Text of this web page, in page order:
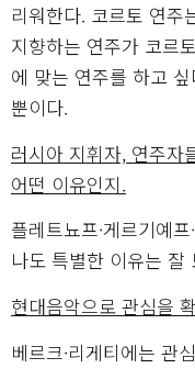
리워한다. 코르토 연주
지향하는 연주가 코르
에 맞는 연주를 하고
뿐이다.
러시아 지휘자, 연주자
어떤 이유인지.
플레트뇨프·게르기예
나도 특별한 이유는 잘
현대음악으로 관심을
베르크·리게티에는 관